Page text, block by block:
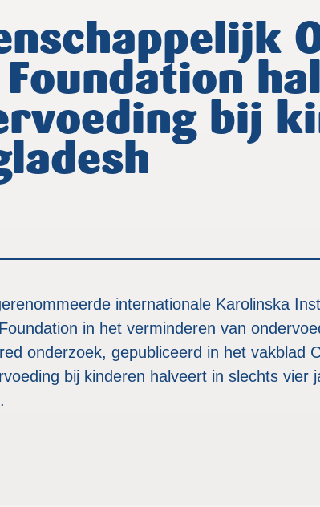
Foundation
bij
internationale Karolinska
in het verminderen van
onderzoek, gepubliceerd in het vakblad
bij kinderen halveert in slechts vier